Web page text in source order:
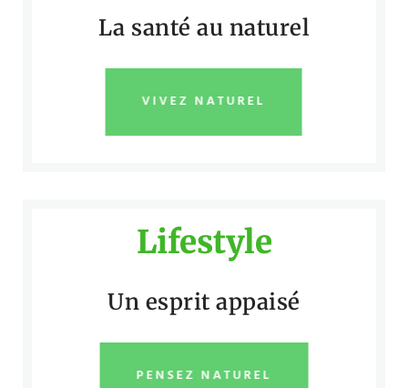
La santé au naturel
VIVEZ NATUREL
Lifestyle
Un esprit appaisé
PENSEZ NATUREL